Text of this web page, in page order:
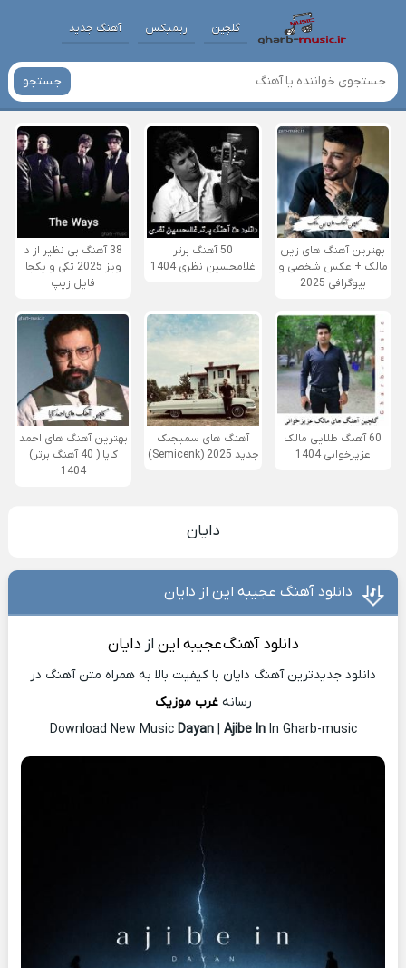
گلچین ریمیکس آهنگ جدید
جستجو
بهترین آهنگ های زین
مالک + عکس شخصی و
بیوگرافی 2025
50 آهنگ برتر
غلامحسین نظری 1404
38 آهنگ بی نظیر از د
ویز 2025 تکی و یکجا
فایل زیپ
60 آهنگ طلایی مالک
عزیزخوانی 1404
آهنگ های سمیجنک
جدید 2025 (Semicenk)
بهترین آهنگ های احمد
کایا ( 40 آهنگ برتر)
1404
دایان
دانلود آهنگ عجیبه این از دایان
دانلود آهنگعجیبه این از دایان
دانلود جدیدترین آهنگ دایان با کیفیت بالا به همراه متن آهنگ در
رسانهغرب موزیک
Download New Music Dayan| Ajibe InIn Gharb-music